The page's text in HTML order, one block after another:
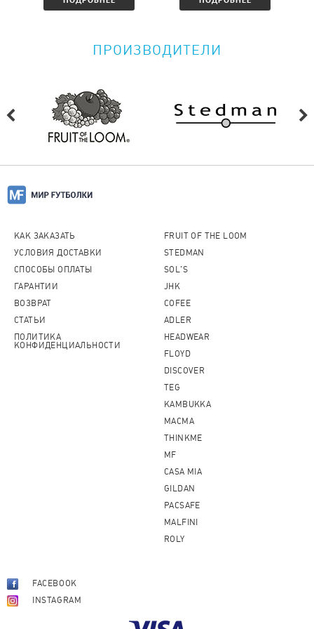
ПРОИЗВОДИТЕЛИ
КАК ЗАКАЗАТЬ
УСЛОВИЯ ДОСТАВКИ
СПОСОБЫ ОПЛАТЫ
ГАРАНТИИ
ВОЗВРАТ
СТАТЬИ
ПОЛИТИКА
КОНФИДЕНЦИАЛЬНОСТИ
FRUIT OF THE LOOM
STEDMAN
SOL'S
JHK
COFEE
ADLER
HEADWEAR
FLOYD
DISCOVER
TEG
KAMBUKKA
MACMA
THINKME
MF
CASA MIA
GILDAN
PACSAFE
MALFINI
ROLY
FACEBOOK
INSTAGRAM